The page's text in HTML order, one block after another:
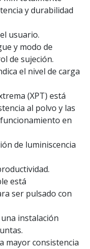
y durabilidad
usuario.
y modo de
de sujeción.
el nivel de carga
(XPT) está
al polvo y las
en
de luminiscencia
está
ser pulsado con
instalación
mayor consistencia